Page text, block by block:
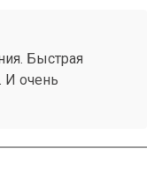
Быстрая
И очень